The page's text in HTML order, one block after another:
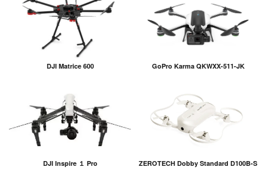
DJI Matrice 600 GoPro Karma QKWXX-511-JK
DJI Inspire １ Pro ZEROTECH Dobby Standard D100B-S